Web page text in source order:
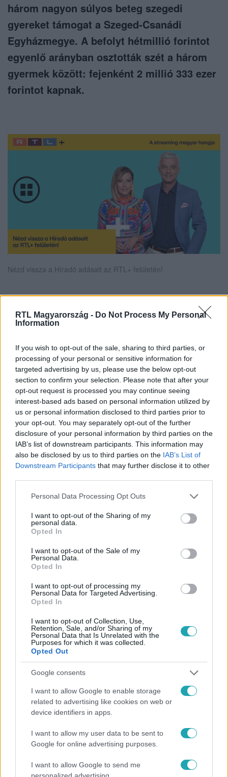
RTL Magyarország - Do Not Process My Personal
Information
If you wish to opt-out of the sale, sharing to third parties, or
processing of your personal or sensitive information for
targeted advertising by us, please use the below opt-out
section to confirm your selection. Please note that after your
opt-out request is processed you may continue seeing
interest-based ads based on personal information utilized by
us or personal information disclosed to third parties prior to
your opt-out. You may separately opt-out of the further
disclosure of your personal information by third parties on the
IAB’s list of downstream participants. This information may
also be disclosed by us to third parties on the IAB’s List of
Downstream Participants that may further disclose it to other
Please note that this website/app uses one or more Google
not limited to your visit or usage behaviour. You may click to
grant or deny consent to Google and its third-party tags to
use your data for below specified purposes in below Google
consent section.
Personal Data Processing Opt Outs
I want to opt-out of the Sharing of my
personal data.
Opted In
I want to opt-out of the Sale of my
Personal Data.
Opted In
I want to opt-out of processing my
Personal Data for Targeted Advertising.
Opted In
I want to opt-out of Collection, Use,
Retention, Sale, and/or Sharing of my
Personal Data that Is Unrelated with the
Purposes for which it was collected.
Opted Out
Google consents
I want to allow Google to enable storage
related to advertising like cookies on web or
device identifiers in apps.
I want to allow my user data to be sent to
Google for online advertising purposes.
I want to allow Google to send me
personalized advertising.
három nagyon súlyos beteg szegedi
gyereket támogat a Szeged-Csanádi
Egyházmegye. A befolyt hétmillió forintot
egyenlő arányban osztották szét a három
gyermek között: fejenként 2 millió 333 ezer
forintot kapnak.
Nézd vissza a Híradó adásait az RTL+ felületén!
Itt állítsd be, hogy az RTL.hu az elsők között
legyen a Google-találatokban!
Kövess minket, és értesülj a friss hírekről a
Facebookon is!
Követem
HÍRADÓ #
PÁPAI LÁTOGATÁS
Népszerű